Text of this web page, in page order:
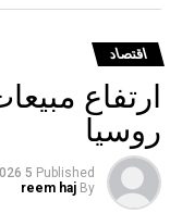
الأسواق العالمية
الذهب قبل قرار
اقتصاد
ارتفاع
روسيا
Published
5 days ago
By
reem haj